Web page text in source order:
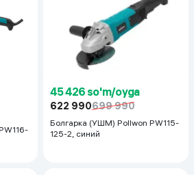
45 426 so'm/oyga
622 990699 990
Болгарка (УШМ) Pollwon PW115-
125-2, синий